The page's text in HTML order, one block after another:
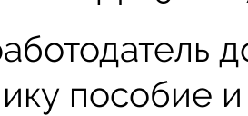
пособие